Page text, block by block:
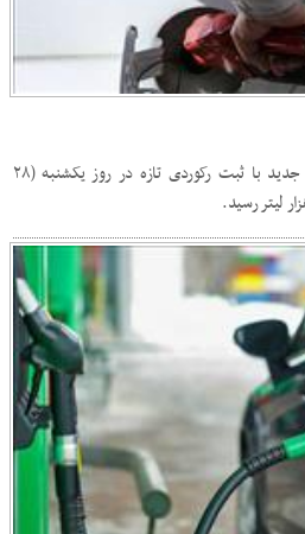
مصرف بنزین کشور در آستانه سال جدید با ثبت رکوردی تازه در روز یکشنبه (۲۸